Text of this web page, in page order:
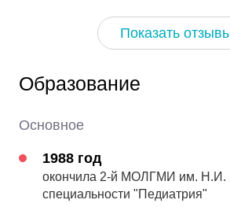
Специалист с большой буквы!
Оценка:
Большое спасибо! Все подробно
тревожной матери.
Показать
Образование
Основное
1988 год
окончила 2-й МОЛГМИ им. Н.И.
специальности "Педиатрия"